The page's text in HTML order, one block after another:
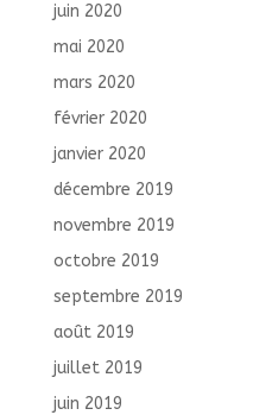
juin 2020
mai 2020
mars 2020
février 2020
janvier 2020
décembre 2019
novembre 2019
octobre 2019
septembre 2019
août 2019
juillet 2019
juin 2019